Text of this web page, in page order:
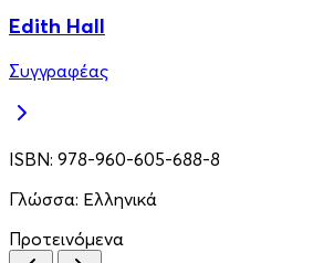
Edith Hall
Συγγραφέας
ISBN: 978-960-605-688-8
Γλώσσα: Ελληνικά
Προτεινόμενα